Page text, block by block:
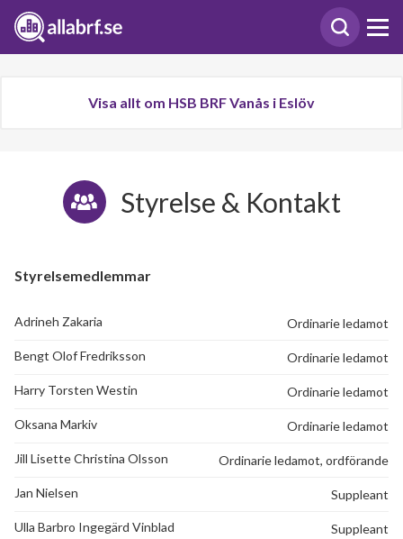
Visa allt om HSB BRF Vanås i Eslöv
Styrelse & Kontakt
Styrelsemedlemmar
Adrineh Zakaria Ordinarie ledamot
Bengt Olof Fredriksson Ordinarie ledamot
Harry Torsten Westin Ordinarie ledamot
Oksana Markiv Ordinarie ledamot
Jill Lisette Christina Olsson Ordinarie ledamot, ordförande
Jan Nielsen Suppleant
Ulla Barbro Ingegärd Vinblad Suppleant